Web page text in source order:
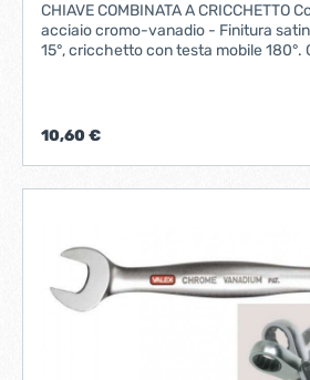
CHIAVE COMBINATA A CRICCHETTO
acciaio cromo-vanadio - Finitura
15°, cricchetto con testa mobile 180°.
10,60 €